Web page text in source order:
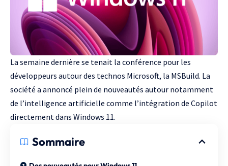
La semaine dernière se tenait la conférence pour les
développeurs autour des technos Microsoft, la MSBuild. La
société a annoncé plein de nouveautés autour notamment
de l’intelligence artificielle comme l’intégration de Copilot
directement dans Windows 11.
Sommaire